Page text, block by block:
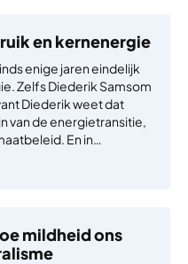
en kernenergie
enige jaren eindelijk
Zelfs Diederik Samsom
Diederik weet dat
van de energietransitie,
En in…
mildheid ons